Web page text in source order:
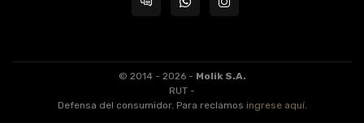
© 2014 - 2026 - Molik S.A.
RUT -
Defensa del consumidor. Para reclamos ingrese aquí.